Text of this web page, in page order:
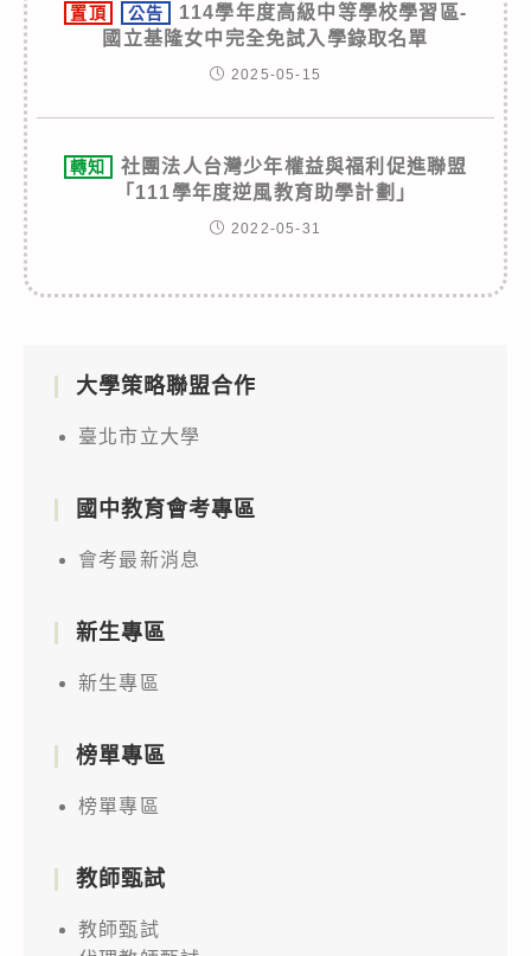
置頂 公告
114學年度高級中等學校學習區-
國立基隆女中完全免試入學錄取名單
2025-05-15
轉知
社團法人台灣少年權益與福利促進聯盟
「111學年度逆風教育助學計劃」
2022-05-31
大學策略聯盟合作
臺北市立大學
國中教育會考專區
會考最新消息
新生專區
新生專區
榜單專區
榜單專區
教師甄試
教師甄試